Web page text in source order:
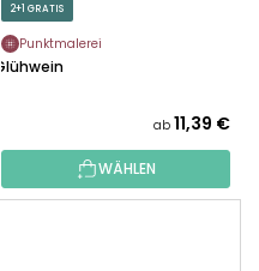
2+1 GRATIS
Punktmalerei
Glühwein
ab 11,39 €
WÄHLEN